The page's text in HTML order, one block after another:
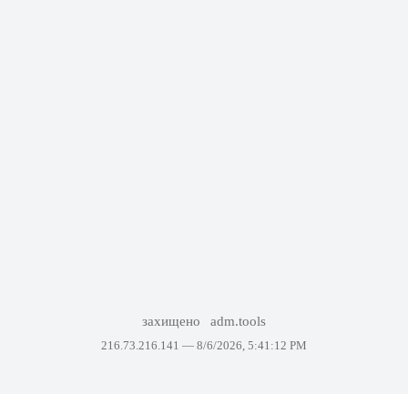
захищено adm.tools
216.73.216.141 — 8/6/2026, 5:41:12 PM